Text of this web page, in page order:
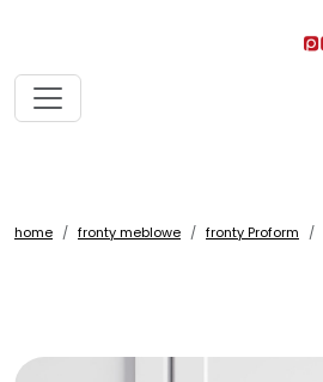
home fronty meblowe fronty Proform